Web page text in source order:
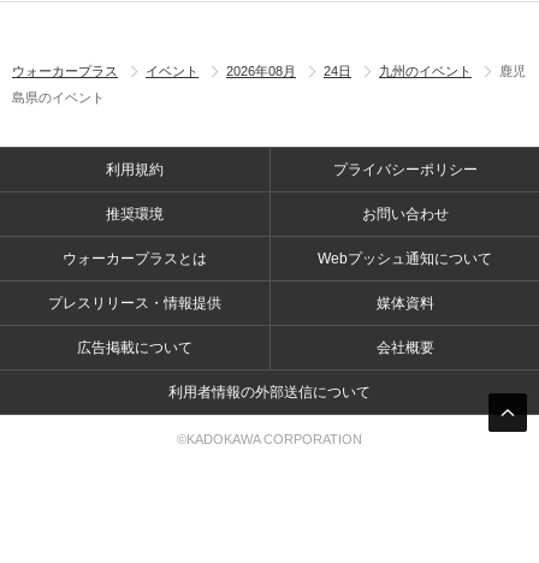
ウォーカープラス イベント 2026年08月 24日 九州のイベント
鹿児
島県のイベント
利用規約 プライバシーポリシー
推奨環境 お問い合わせ
ウォーカープラスとは Webプッシュ通知について
プレスリリース・情報提供 媒体資料
広告掲載について 会社概要
利用者情報の外部送信について
©KADOKAWA CORPORATION